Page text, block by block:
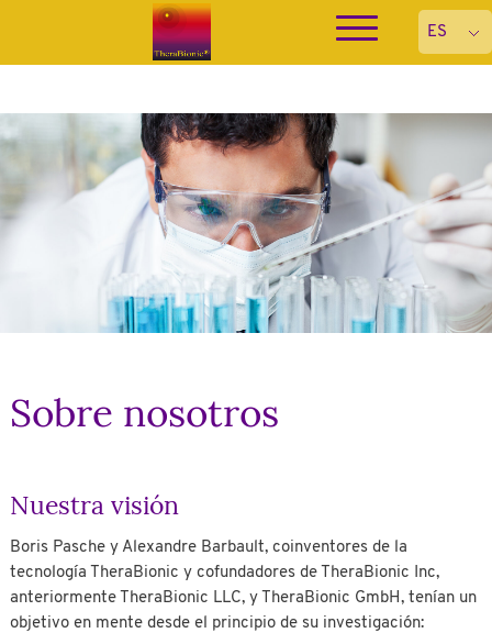
Sobre nosotros
Nuestra visión
Boris Pasche y Alexandre Barbault, coinventores de la
tecnología TheraBionic y cofundadores de TheraBionic Inc,
anteriormente TheraBionic LLC, y TheraBionic GmbH, tenían un
objetivo en mente desde el principio de su investigación: